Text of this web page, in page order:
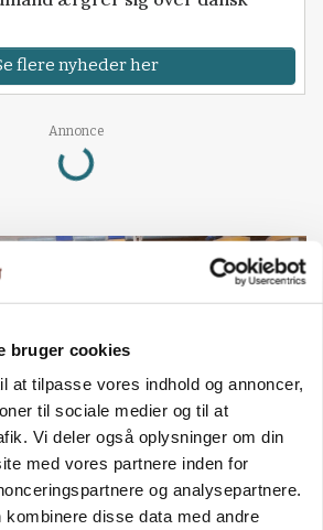
bruger cookies
at tilpasse vores indhold og annoncer,
til sociale medier og til at
Vi deler også oplysninger om din
med vores partnere inden for
og analysepartnere.
kombinere disse data med andre
flere nyheder her
Annonce
Loading...
Små justeringer kan give